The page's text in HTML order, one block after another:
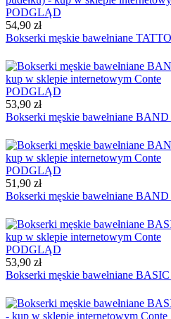
PODGLĄD
54,90 zł
Bokserki męskie bawełniane
PODGLĄD
53,90 zł
Bokserki męskie bawełniane
PODGLĄD
51,90 zł
Bokserki męskie bawełniane
PODGLĄD
53,90 zł
Bokserki męskie bawełniane